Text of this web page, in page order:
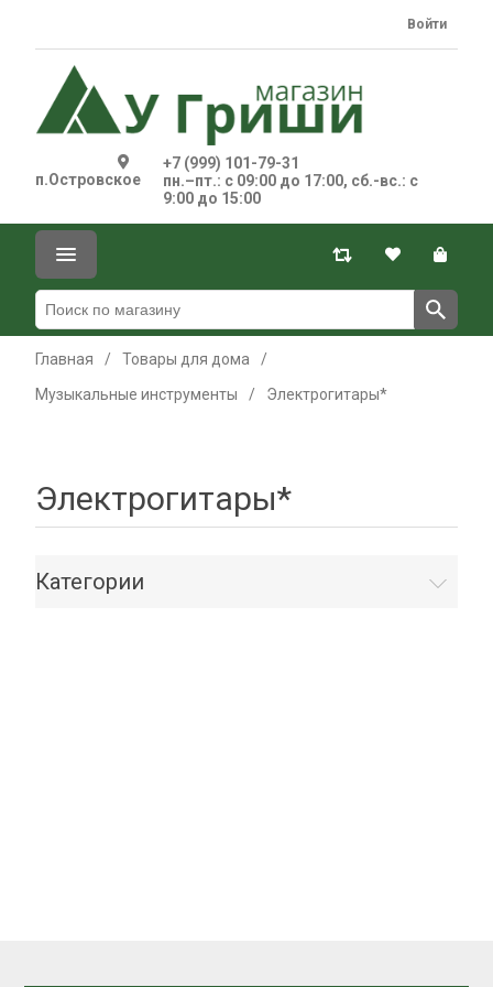
п.Островское
+7 (999) 101-79-31
пн.–пт.: с 09:00 до 17:00, сб.-вс.: с
9:00 до 15:00
Войти
Главная / Товары для дома
/
Музыкальные инструменты
/ Электрогитары*
Электрогитары*
Категории